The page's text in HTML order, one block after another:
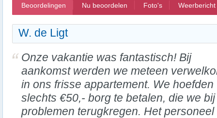
Beoordelingen Nu beoordelen Foto's Weerbericht
W. de Ligt
Onze vakantie was fantastisch! Bij
aankomst werden we meteen
in ons frisse appartement. We hoefden
slechts €50,- borg te betalen, die we
problemen terugkregen. Het